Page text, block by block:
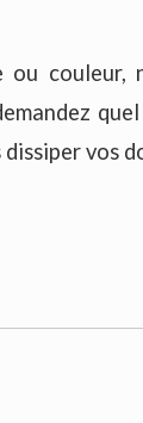
couleur,
vos